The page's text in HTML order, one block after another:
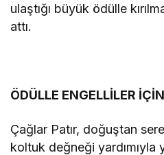
ulaştığı büyük ödülle
attı.
ÖDÜLLE ENGELLİLER
Çağlar Patır, doğuştan
koltuk değneği